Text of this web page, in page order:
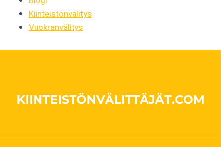
Kiinteistönvälitys
Vuokranvälitys